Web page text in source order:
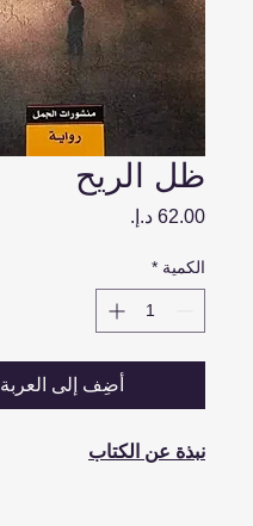
ظل الريح
الكمية *
أضِف إلى العربة
نبذة عن الكتاب